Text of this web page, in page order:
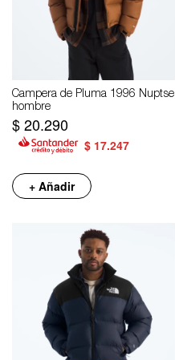
Campera de Pluma 1996 Nuptse
hombre
$20.290
$ 17.247
+ Añadir